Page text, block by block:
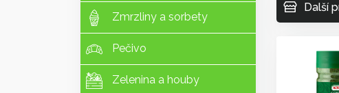
Zmrzliny a sorbety
Pečivo
Zelenina a houby
Další